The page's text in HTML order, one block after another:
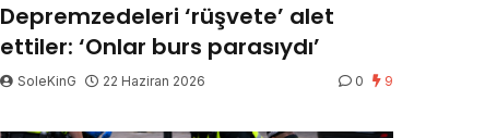
Depremzedeleri ‘rüşvete’ alet
ettiler: ‘Onlar burs parasıydı’
SoleKinG 22 Haziran 2026 0 9